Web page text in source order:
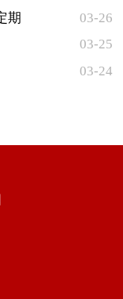
期
03-26
03-25
03-24